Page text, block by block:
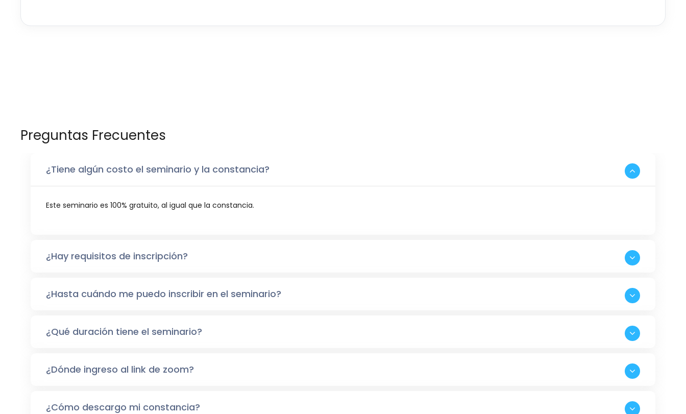
Preguntas Frecuentes
¿Tiene algún costo el seminario y la constancia?
Este seminario es 100% gratuito, al igual que la constancia.
¿Hay requisitos de inscripción?
¿Hasta cuándo me puedo inscribir en el seminario?
¿Qué duración tiene el seminario?
¿Dónde ingreso al link de zoom?
¿Cómo descargo mi constancia?